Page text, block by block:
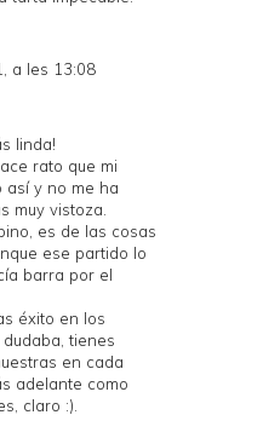
a les 13:08
linda!
rato que mi
así y no me ha
muy vistoza.
es de las cosas
ese partido lo
barra por el
éxito en los
tienes
en cada
adelante como
claro :).